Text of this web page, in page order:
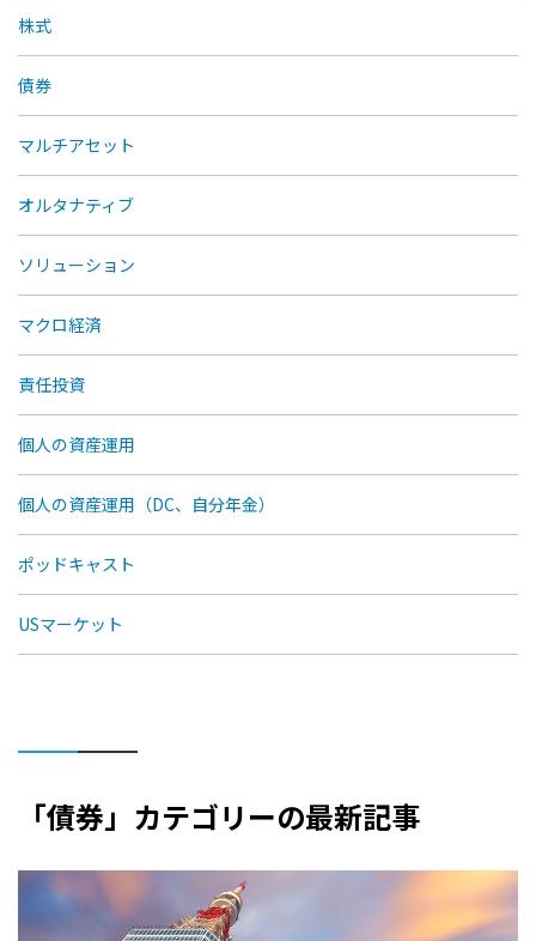
株式
債券
マルチアセット
オルタナティブ
ソリューション
マクロ経済
責任投資
個人の資産運用
個人の資産運用（DC、自分年金）
ポッドキャスト
USマーケット
「債券」カテゴリーの最新記事